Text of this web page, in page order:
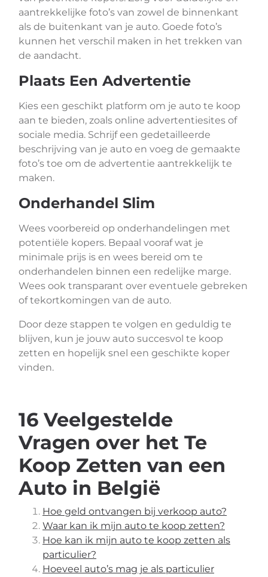
aantrekkelijke foto’s van zowel de binnenkant
als de buitenkant van je auto. Goede foto’s
kunnen het verschil maken in het trekken van
de aandacht.
Plaats Een Advertentie
Kies een geschikt platform om je auto te koop
aan te bieden, zoals online advertentiesites of
sociale media. Schrijf een gedetailleerde
beschrijving van je auto en voeg de gemaakte
foto’s toe om de advertentie aantrekkelijk te
maken.
Onderhandel Slim
Wees voorbereid op onderhandelingen met
potentiële kopers. Bepaal vooraf wat je
minimale prijs is en wees bereid om te
onderhandelen binnen een redelijke marge.
Wees ook transparant over eventuele gebreken
of tekortkomingen van de auto.
Door deze stappen te volgen en geduldig te
blijven, kun je jouw auto succesvol te koop
zetten en hopelijk snel een geschikte koper
vinden.
16 Veelgestelde
Vragen over het Te
Koop Zetten van een
Auto in België
Hoe geld ontvangen bij verkoop auto?
Waar kan ik mijn auto te koop zetten?
Hoe kan ik mijn auto te koop zetten als
particulier?
Hoeveel auto’s mag je als particulier